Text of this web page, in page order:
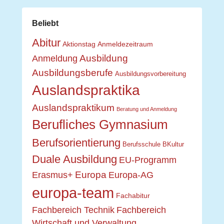
Beliebt
Abitur Aktionstag Anmeldezeitraum
Anmeldung Ausbildung
Ausbildungsberufe Ausbildungsvorbereitung
Auslandspraktika
Auslandspraktikum Beratung und Anmeldung
Berufliches Gymnasium
Berufsorientierung Berufsschule BKultur
Duale Ausbildung EU-Programm
Erasmus+ Europa Europa-AG
europa-team Fachabitur
Fachbereich Technik Fachbereich